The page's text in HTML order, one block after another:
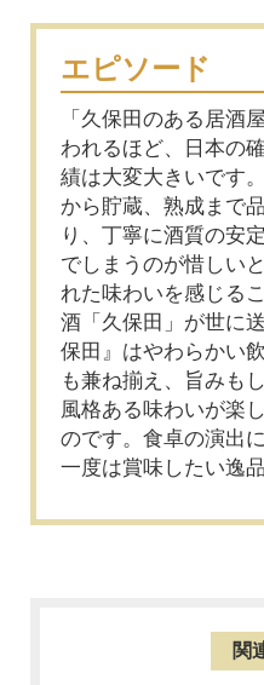
エピソード
「久保田のある居酒
われるほど、日本の
績は大変大きいです
から貯蔵、熟成まで
り、丁寧に酒質の安
でしまうのが惜しい
れた味わいを感じる
酒「久保田」が世に
保田』はやわらかい
も兼ね揃え、旨みも
風格ある味わいが楽
のです。食卓の演出
一度は賞味したい逸品
関